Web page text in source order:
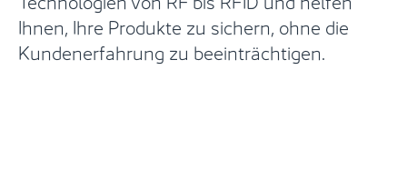
Ihnen, Ihre Produkte zu sichern, ohne die
Kundenerfahrung zu beeinträchtigen.